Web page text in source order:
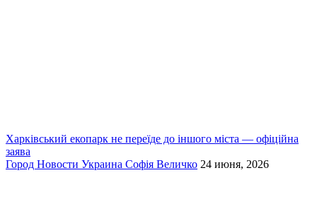
Харківський екопарк не переїде до іншого міста — офіційна
заява
Город Новости Украина Софія Величко 24 июня, 2026